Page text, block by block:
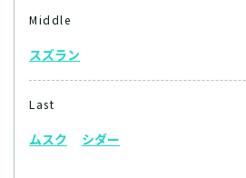
Middle
スズラン
Last
ムスク シダー